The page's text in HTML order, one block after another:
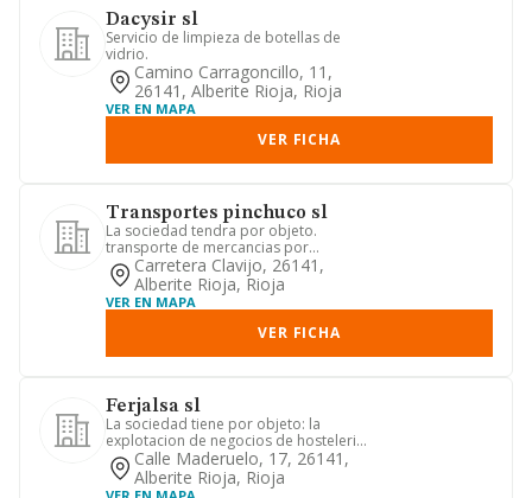
Dacysir sl
Servicio de limpieza de botellas de
vidrio.
Camino Carragoncillo, 11,
26141, Alberite Rioja, Rioja
VER EN MAPA
VER FICHA
Transportes pinchuco sl
La sociedad tendra por objeto.
transporte de mercancias por
carretera. cuando sea preciso, las
acti...
Carretera Clavijo, 26141,
Alberite Rioja, Rioja
VER EN MAPA
VER FICHA
Ferjalsa sl
La sociedad tiene por objeto: la
explotacion de negocios de hosteleria,
bares, cafeterias y restaur...
Calle Maderuelo, 17, 26141,
Alberite Rioja, Rioja